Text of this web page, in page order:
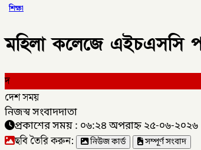
শিক্ষা
মহিলা কলেজে এইচএসসি
দ
দেশ সময়
নিজস্ব সংবাদদাতা
প্রকাশের সময় : ০৬:২৪ অপরাহ্ন ২৫-০৬-২০২৬
ছবি তৈরি করুন: নিউজ কার্ড
সম্পূর্ণ সংবাদ